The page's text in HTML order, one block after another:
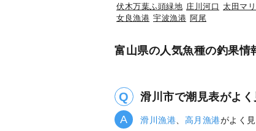
伏木万葉ふ頭緑地 庄川河口 太田マ
女良漁港 宇波漁港 阿尾
富山県の人気魚種の釣果情
滑川市で潮見表がよ
滑川漁港 高月漁港がよく